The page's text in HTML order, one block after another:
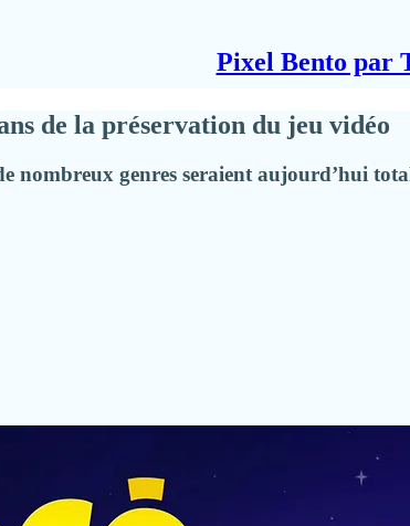
Pixel Bento par
de la préservation du jeu vidéo
nombreux genres seraient aujourd’hui